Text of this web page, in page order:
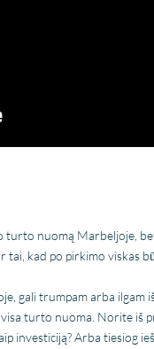
turto nuomą Marbeljoje,
kad po pirkimo viskas
gali trumpam arba
turto nuoma. Norite iš
investiciją? Arba tiesiog